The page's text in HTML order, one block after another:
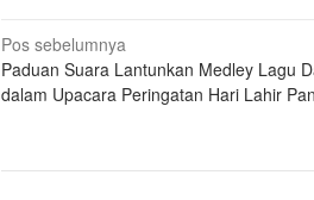
Navigasi
pos
Pos sebelumnya
Paduan Suara Lantunkan Medley Lagu
dalam Upacara Peringatan Hari Lahir